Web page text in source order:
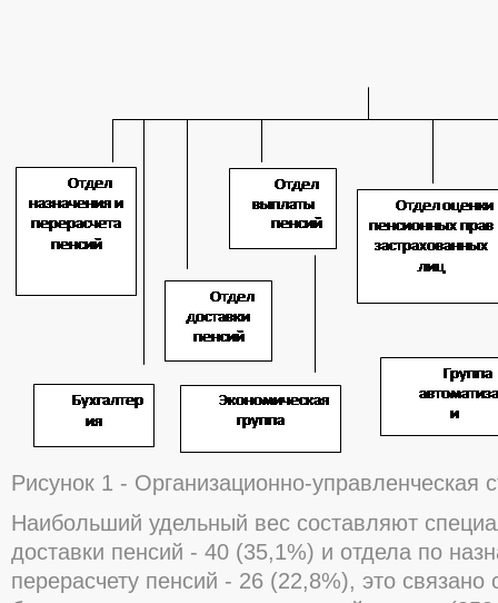
Рисунок 1 - Организационно-управленческая
Наибольший удельный вес составляют
доставки пенсий - 40 (35,1%) и отдела по
перерасчету пенсий - 26 (22,8%), это связано